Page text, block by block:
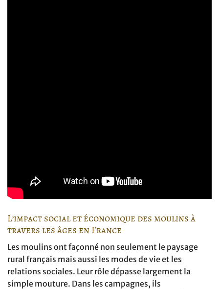
L’impact social et économique des moulins à
travers les âges en France
Les moulins ont façonné non seulement le paysage
rural français mais aussi les modes de vie et les
relations sociales. Leur rôle dépasse largement la
simple mouture. Dans les campagnes, ils